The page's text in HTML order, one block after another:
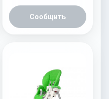
Сообщить